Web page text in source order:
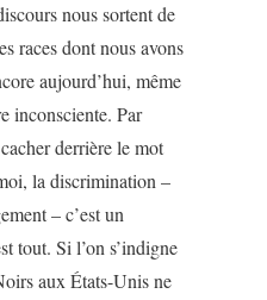
nous sortent de
races dont nous avons
aujourd’hui, même
inconsciente. Par
derrière le mot
la discrimination –
– c’est un
tout. Si l’on s’indigne
aux États-Unis ne